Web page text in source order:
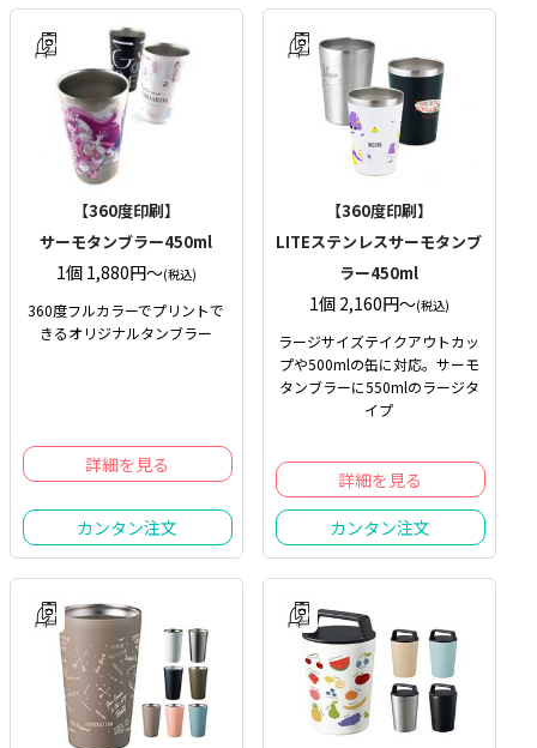
【360度印刷】
サーモタンブラー450ml
1個 1,880円〜(税込)
360度フルカラーでプリントで
きるオリジナルタンブラー
詳細を見る
カンタン注文
【360度印刷】
LITEステンレスサーモタンブ
ラー450ml
1個 2,160円〜(税込)
ラージサイズテイクアウトカッ
プや500mlの缶に対応。サーモ
タンブラーに550mlのラージタ
イプ
詳細を見る
カンタン注文